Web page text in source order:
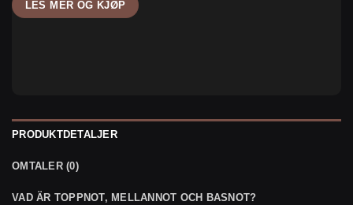
PRODUKTDETALJER
OMTALER (0)
VAD ÄR TOPPNOT, MELLANNOT OCH BASNOT?
LES MER OG KJØP